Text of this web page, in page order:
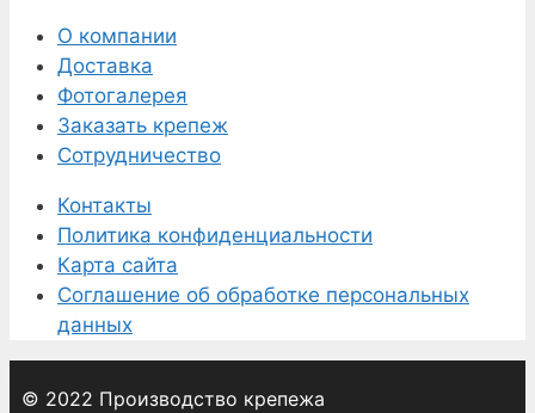
О компании
Доставка
Фотогалерея
Заказать крепеж
Сотрудничество
Контакты
Политика конфиденциальности
Карта сайта
Соглашение об обработке персональных
данных
© 2022 Производство крепежа